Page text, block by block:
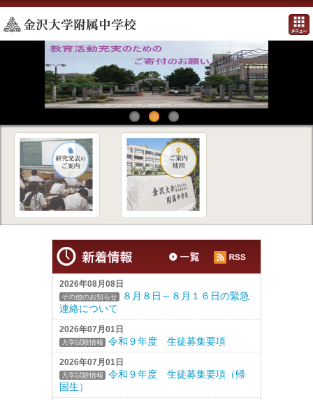
2026年08月08日
その他のお知らせ
８月８日～８月１６日の緊急
連絡について
2026年07月01日
入学試験情報 令和９年度 生徒募集要項
2026年07月01日
入学試験情報
令和９年度 生徒募集要項（帰
国生）